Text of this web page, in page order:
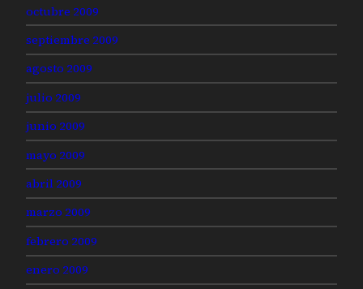
octubre 2009
septiembre 2009
agosto 2009
julio 2009
junio 2009
mayo 2009
abril 2009
marzo 2009
febrero 2009
enero 2009